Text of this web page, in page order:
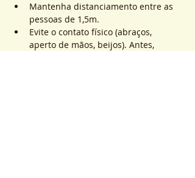
Mantenha distanciamento entre as
pessoas de 1,5m.
Evite o contato físico (abraços,
aperto de mãos, beijos). Antes,